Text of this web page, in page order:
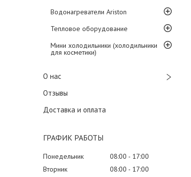
Водонагреватели Ariston
Тепловое оборудование
Мини холодильники (холодильники
для косметики)
О нас
Отзывы
Доставка и оплата
ГРАФИК РАБОТЫ
Понедельник 08:00
17:00
Вторник
08:00
17:00